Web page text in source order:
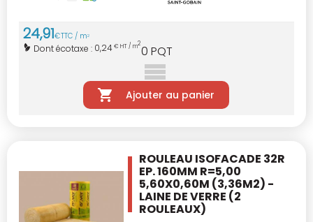
24,91€TTC / m2
Dont écotaxe : 0,24€ HT / m20 PQT
Ajouter au panier
ROULEAU ISOFACADE 32R
EP. 160MM R=5,00
5,60X0,60M (3,36M2) -
LAINE DE VERRE (2
ROULEAUX)